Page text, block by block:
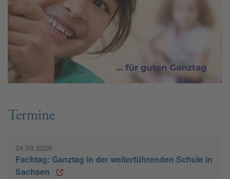
Termine
24.09.2026
Fachtag: Ganztag in der weiterführenden Schule in
Sachsen